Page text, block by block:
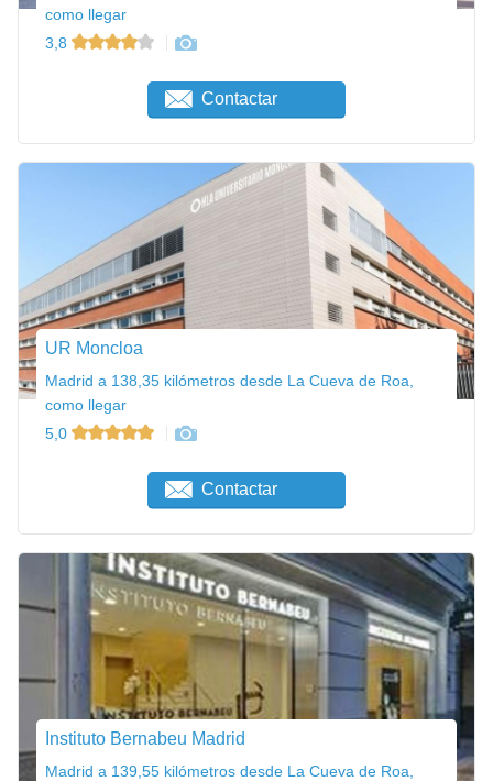
como llegar
3,8
Contactar
UR Moncloa
Madrid a 138,35 kilómetros desde La Cueva de Roa,
como llegar
5,0
Contactar
Instituto Bernabeu Madrid
Madrid a 139,55 kilómetros desde La Cueva de Roa,